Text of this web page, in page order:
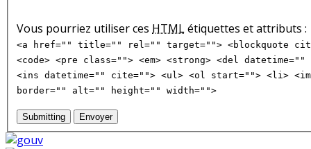
Vous pourriez utiliser ces HTMLétiquettes et attributs :
<a href="" title="" rel="" target=""> <blockquote
<code> <pre class=""> <em> <strong> <del
<ins datetime="" cite=""> <ul> <ol start=""> <li>
border="" alt="" height="" width="">
Submitting Envoyer